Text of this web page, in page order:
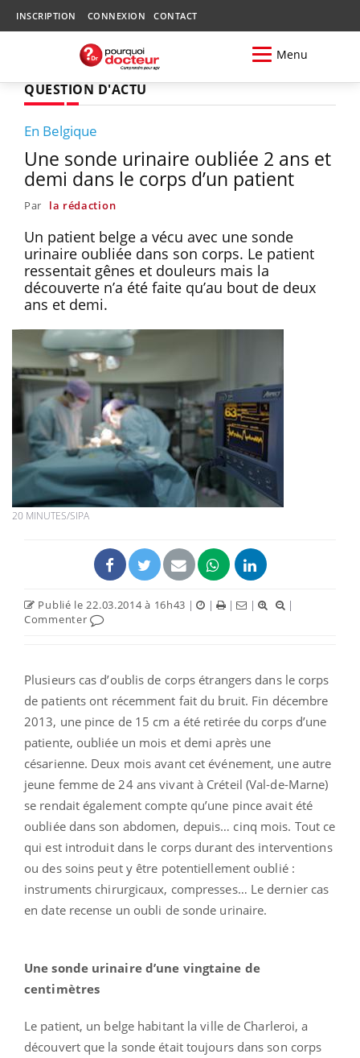
INSCRIPTION CONNEXION CONTACT
Menu
QUESTION D'ACTU
En Belgique
Une sonde urinaire oubliée 2 ans et
demi dans le corps d’un patient
Par la rédaction
Un patient belge a vécu avec une sonde
urinaire oubliée dans son corps. Le patient
ressentait gênes et douleurs mais la
découverte n’a été faite qu’au bout de deux
ans et demi.
20 MINUTES/SIPA
Publié le 22.03.2014 à 16h43 | | | |
|
Commenter
Plusieurs cas d’oublis de corps étrangers dans le corps
de patients ont récemment fait du bruit. Fin décembre
2013, une pince de 15 cm a été retirée du corps d’une
patiente, oubliée un mois et demi après une
césarienne. Deux mois avant cet événement, une autre
jeune femme de 24 ans vivant à Créteil (Val-de-Marne)
se rendait également compte qu’une pince avait été
oubliée dans son abdomen, depuis… cinq mois. Tout ce
qui est introduit dans le corps durant des interventions
ou des soins peut y être potentiellement oublié :
instruments chirurgicaux, compresses… Le dernier cas
en date recense un oubli de sonde urinaire.
Une sonde urinaire d’une vingtaine de
centimètres
Le patient, un belge habitant la ville de Charleroi, a
découvert que la sonde était toujours dans son corps